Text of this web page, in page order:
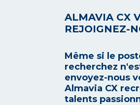
ALMAVIA CX
REJOIGNEZ-
Même si le
recherchez
envoyez-nous
Almavia CX
talents